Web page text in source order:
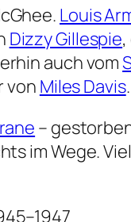
Louis
Dizzy Gillespie
auch vom
von Miles Davis.
–
im Wege.